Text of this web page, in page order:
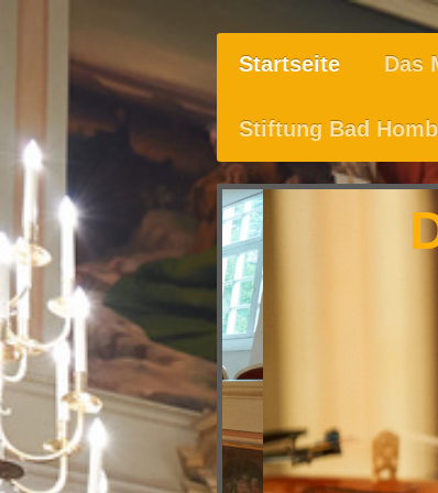
Startseite Das
Stiftung Bad